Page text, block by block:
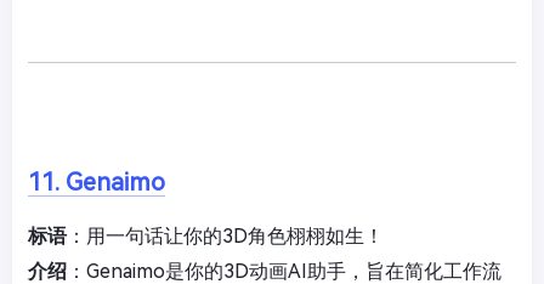
11. Genaimo
标语：用一句话让你的3D角色栩栩如生！
介绍 ：Genaimo是你的3D动画AI助手，旨在简化工作流